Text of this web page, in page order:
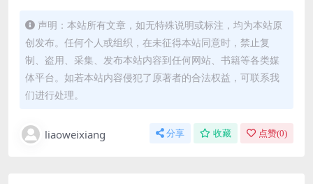
声明：本站所有文章，如无特殊说明或标注，均为本站原
创发布。任何个人或组织，在未征得本站同意时，禁止复
制、盗用、采集、发布本站内容到任何网站、书籍等各类媒
体平台。如若本站内容侵犯了原著者的合法权益，可联系我
们进行处理。
liaoweixiang 分享 收藏 点赞(0)